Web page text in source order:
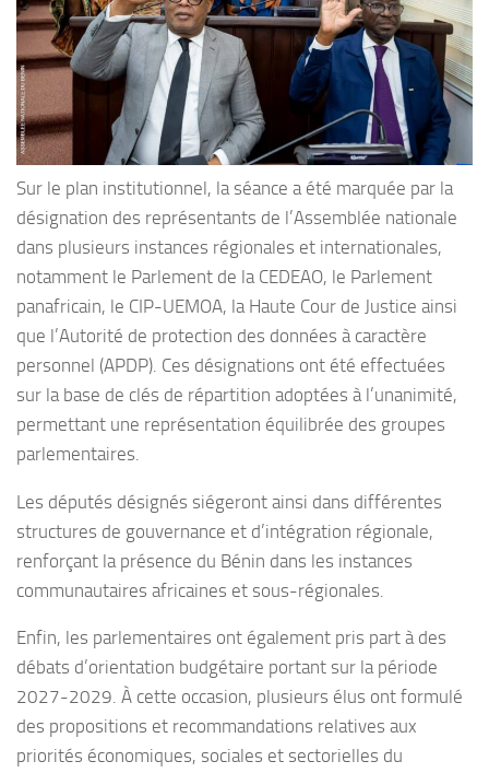
Sur le plan institutionnel, la séance a été marquée par la
désignation des représentants de l’Assemblée nationale
dans plusieurs instances régionales et internationales,
notamment le Parlement de la CEDEAO, le Parlement
panafricain, le CIP-UEMOA, la Haute Cour de Justice ainsi
que l’Autorité de protection des données à caractère
personnel (APDP). Ces désignations ont été effectuées
sur la base de clés de répartition adoptées à l’unanimité,
permettant une représentation équilibrée des groupes
parlementaires.
Les députés désignés siégeront ainsi dans différentes
structures de gouvernance et d’intégration régionale,
renforçant la présence du Bénin dans les instances
communautaires africaines et sous-régionales.
Enfin, les parlementaires ont également pris part à des
débats d’orientation budgétaire portant sur la période
2027-2029. À cette occasion, plusieurs élus ont formulé
des propositions et recommandations relatives aux
priorités économiques, sociales et sectorielles du